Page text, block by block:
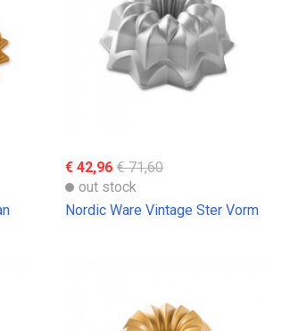
€ 42,96 € 71,60
out stock
Nordic Ware Vintage Ster Vorm